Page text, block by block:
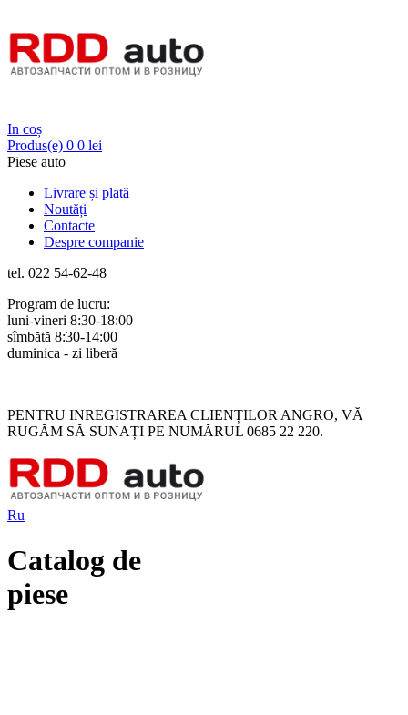
In coș
Produs(e) 0 0 lei
Piese auto
Livrare și plată
Noutăți
Contacte
Despre companie
tel. 022 54-62-48
Program de lucru:
luni-vineri 8:30-18:00
sîmbătă 8:30-14:00
duminica - zi liberă
PENTRU INREGISTRAREA CLIENȚILOR ANGRO, VĂ
RUGĂM SĂ SUNAȚI PE NUMĂRUL 0685 22 220.
Ru
Catalog de
piese